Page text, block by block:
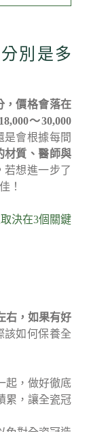
別是多
，價格會落在
～30,000
是會根據每間
材質、醫師與
若想進一步了
！
決在3個關鍵
右，如果有好
該如何保養全
起，做好徹底
累，讓全瓷冠